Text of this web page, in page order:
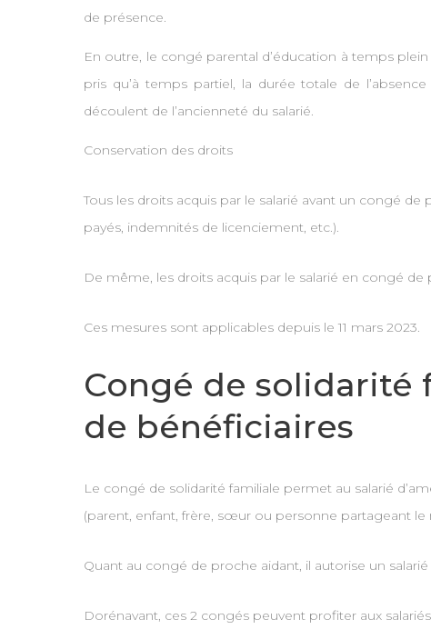
de présence.
En outre, le congé parental d’éducation à temps
pris qu’à temps partiel, la durée totale de
découlent de l’ancienneté du salarié.
Conservation des droits
Tous les droits acquis par le salarié avant un congé
payés, indemnités de licenciement, etc.).
De même, les droits acquis par le salarié en congé
Ces mesures sont applicables depuis le 11 mars 2023.
Congé de solidarité
de bénéficiaires
Le congé de solidarité familiale permet au salarié
(parent, enfant, frère, sœur ou personne partageant
Quant au congé de proche aidant, il autorise un
Dorénavant, ces 2 congés peuvent profiter aux